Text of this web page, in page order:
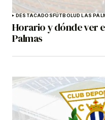
DESTACADOSFÚTBOLUD LAS
Horario y dónde ver
Palmas